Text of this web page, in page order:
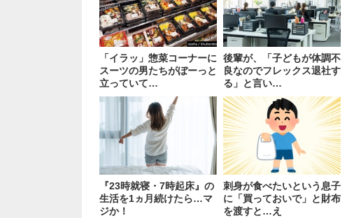
「イラッ」惣菜コーナーに
スーツの男たちがぼーっと
立っていて…
後輩が、「子どもが体調不
良なのでフレックス退社す
る」と言い…
『23時就寝・7時起床』の
生活を1ヵ月続けたら…マ
ジか！
刺身が食べたいという息子
に「買っておいで」と財布
を渡すと…え